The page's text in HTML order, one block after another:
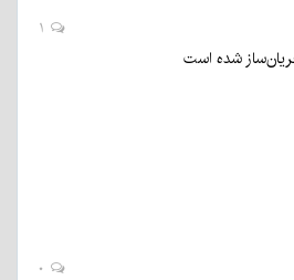
شده است